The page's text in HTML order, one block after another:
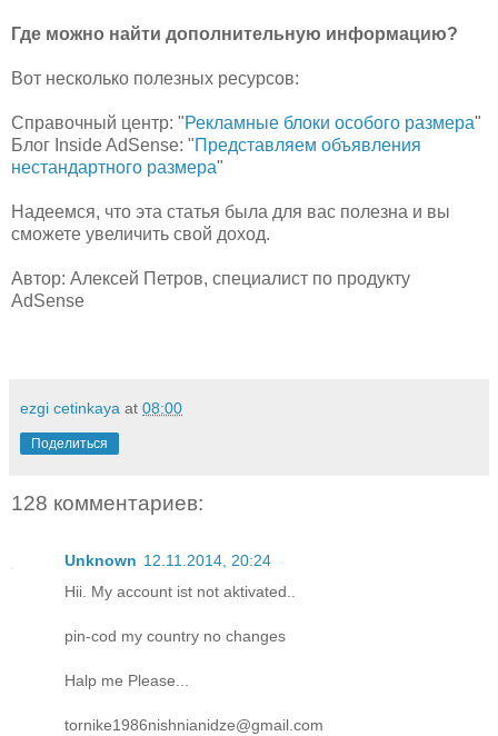
Где можно найти дополнительную информацию?
Вот несколько полезных ресурсов:
Справочный центр: "Рекламные блоки особого размера"
Блог Inside AdSense: "Представляем объявления
нестандартного размера"
Надеемся, что эта статья была для вас полезна и вы
сможете увеличить свой доход.
Автор: Алексей Петров, специалист по продукту
AdSense
ezgi cetinkaya at 08:00
Поделиться
128 комментариев:
Unknown 12.11.2014, 20:24
Hii. My account ist not aktivated..
pin-cod my country no changes
Halp me Please...
tornike1986nishnianidze@gmail.com